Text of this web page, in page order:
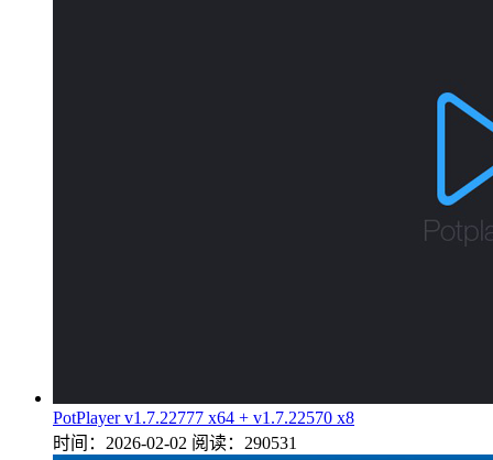
PotPlayer v1.7.22777 x64 + v1.7.22570 x8
时间：2026-02-02 阅读：290531